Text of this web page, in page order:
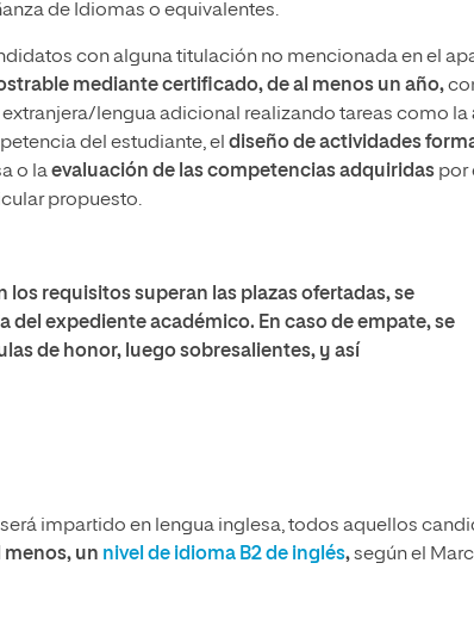
de Idiomas o equivalentes.
con alguna titulación no mencionada en el
mediante certificado, deal menos un año,
lengua adicional realizando tareas como la
del estudiante, el diseño de actividades
o laevaluación de las competencias adquiridas por
propuesto.
los requisitos superan las plazas ofertadas, se
del expediente académico. En caso de empate, se
de honor, luego sobresalientes, y así
impartido en lengua inglesa, todos aquellos
menos, un nivel de idioma B2 de inglés,según el